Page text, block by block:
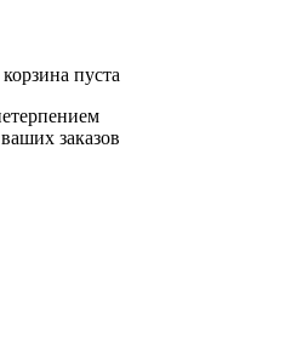
пуста
заказов